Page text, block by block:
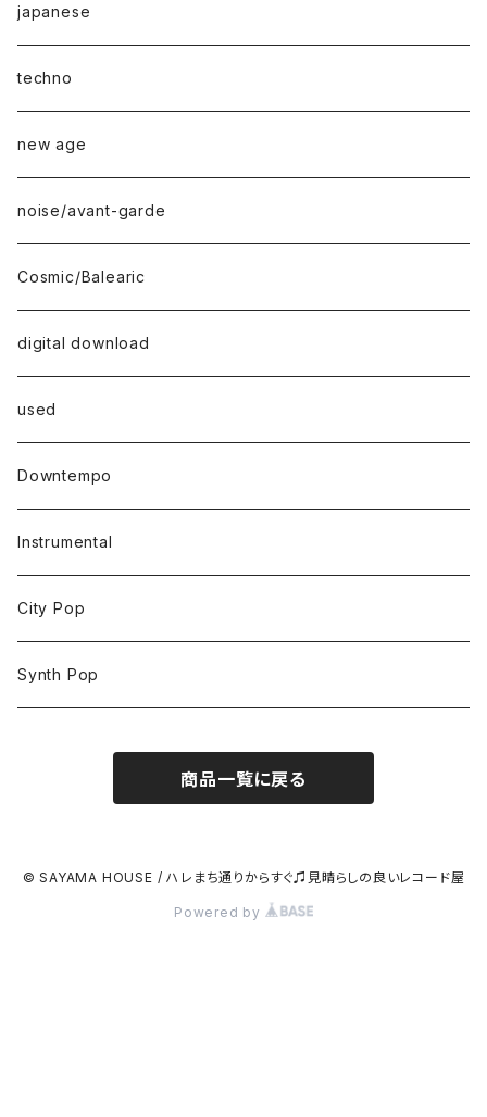
japanese
techno
new age
noise/avant-garde
Cosmic/Balearic
digital download
used
Downtempo
Instrumental
City Pop
Synth Pop
商品一覧に戻る
© SAYAMA HOUSE / ハレまち通りからすぐ♫見晴らしの良いレコード屋
Powered by